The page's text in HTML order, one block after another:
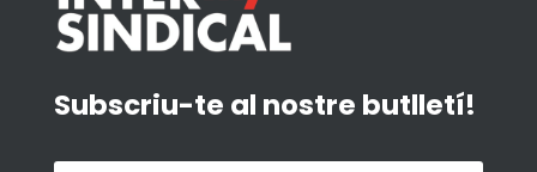
Subscriu-te al nostre butlletí!